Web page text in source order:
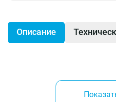
Описание
Производитель: